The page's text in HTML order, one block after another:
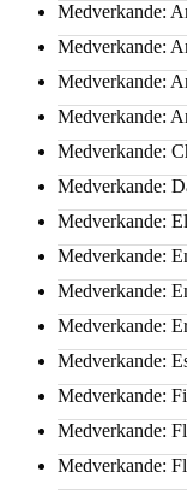
Medverkande:
Medverkande:
Medverkande:
Medverkande:
Medverkande:
Medverkande:
Medverkande:
Medverkande:
Medverkande:
Medverkande:
Medverkande:
Medverkande:
Medverkande:
Medverkande: